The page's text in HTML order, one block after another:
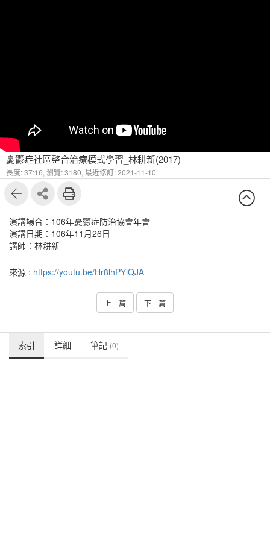
憂鬱症社區整合治療模式學習_林耕新(2017)
長度: 37:16, 瀏覽: 3180, 最近修訂: 2021-11-10
演講場合：106年憂鬱症防治協會年會
演講日期：106年11月26日
講師：林耕新
來源 : https://youtu.be/Hr8lhPYlQJA
上一篇 下一篇
索引 詳細 筆記 (0)